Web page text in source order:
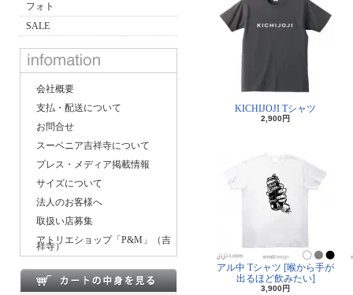
フォト
SALE
会社概要
支払・配送について
お問合せ
スーベニア吉祥寺について
プレス・メディア掲載情報
サイズについて
法人のお客様へ
取扱い店募集
アトリエショップ「P&M」（吉
祥寺）
KICHIJOJI Tシャツ
2,900円
アル中 Tシャツ [喉から手が
出るほど飲みたい]
3,900円